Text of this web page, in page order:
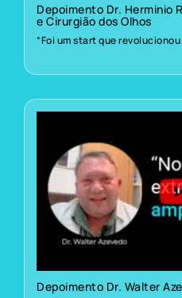
Depoimento Dr. Herminio
e Cirurgião dos Olhos
“Foi um start que
Depoimento Dr. Walter